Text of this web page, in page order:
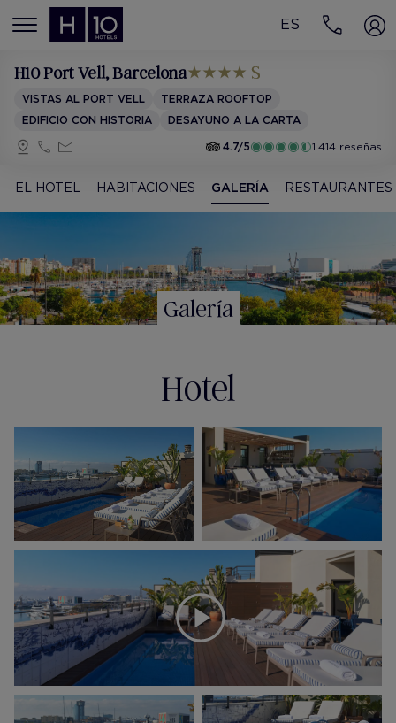
MENÚ
ES
H10 Port Vell, Barcelona
VISTAS AL PORT VELL
TERRAZA ROOFTOP
EDIFICIO CON HISTORIA
DESAYUNO A LA CARTA
4.7/5
1.414 reseñas
EL HOTEL HABITACIONES GALERÍA RESTAURANTES
Galería
Hotel